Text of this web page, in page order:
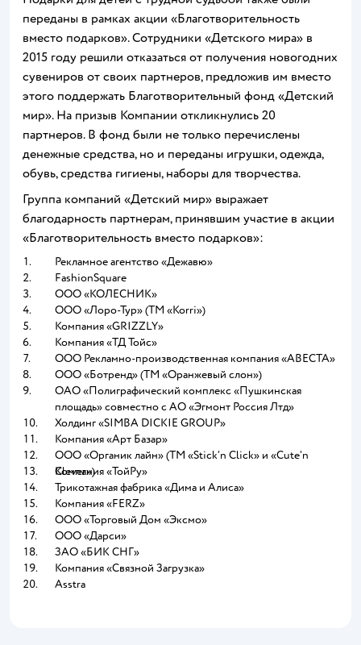
переданы в рамках акции «Благотворительность
вместо подарков». Сотрудники «Детского мира» в
2015 году решили отказаться от получения новогодних
сувениров от своих партнеров, предложив им вместо
этого поддержать Благотворительный фонд «Детский
мир». На призыв Компании откликнулись 20
партнеров. В фонд были не только перечислены
денежные средства, но и переданы игрушки, одежда,
обувь, средства гигиены, наборы для творчества.
Группа компаний «Детский мир» выражает
благодарность партнерам, принявшим участие в акции
«Благотворительность вместо подарков»:
Рекламное агентство «Дежавю»
Рекламное агентство «Дежавю»
FashionSquare
FashionSquare
ООО «КОЛЕСНИК»
ООО «КОЛЕСНИК»
ООО «Лоро-Тур» (ТМ «Korri»)
ООО «Лоро-Тур» (ТМ «Korri»)
Компания «GRIZZLY»
Компания «GRIZZLY»
Компания «ТД Тойс»
Компания «ТД Тойс»
ООО Рекламно-производственная компания «АВЕСТА»
ООО Рекламно-производственная компания «АВЕСТА»
ООО «Ботренд» (ТМ «Оранжевый слон»)
ООО «Ботренд» (ТМ «Оранжевый слон»)
ОАО «Полиграфический комплекс «Пушкинская
площадь» совместно с АО «Эгмонт Россия Лтд»
ОАО «Полиграфический комплекс «Пушкинская площадь»
совместно с АО «Эгмонт Россия Лтд»
Холдинг «SIMBA DICKIE GROUP»
Холдинг «SIMBA DICKIE GROUP»
Компания «Арт Базар»
Компания «Арт Базар»
ООО «Органик лайн» (ТМ «Stick’n Click» и «Cute’n
Clever»)
ООО «Органик лайн» (ТМ «Stick’n Click» и «Cute’n Clever»)
Компания «ТойРу»
Компания «ТойРу»
Трикотажная фабрика «Дима и Алиса»
Трикотажная фабрика «Дима и Алиса»
Компания «FERZ»
Компания «FERZ»
ООО «Торговый Дом «Эксмо»
ООО «Торговый Дом «Эксмо»
ООО «Дарси»
ООО «Дарси»
ЗАО «БИК СНГ»
ЗАО «БИК СНГ»
Компания «Связной Загрузка»
Компания «Связной Загрузка»
Asstra
Asstra